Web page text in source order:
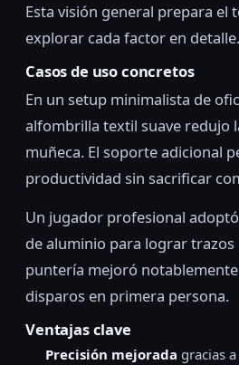
Esta visión general prepara el
explorar cada factor en detalle.
Casos de uso concretos
En un setup minimalista de
alfombrilla textil suave redujo
muñeca. El soporte adicional
productividad sin sacrificar
Un jugador profesional
de aluminio para lograr trazos
puntería mejoró
disparos en primera persona.
Ventajas clave
Precisión mejorada gracias